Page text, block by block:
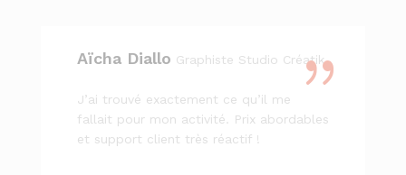
Aïcha Diallo Graphiste Studio Créatik
J’ai trouvé exactement ce qu’il me
fallait pour mon activité. Prix abordables
et support client très réactif !